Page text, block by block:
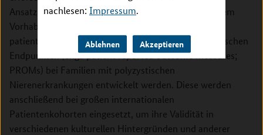
nachlesen: Impressum.
Ablehnen Akzeptieren
Ansatzpunkte für Therapien zu untersuchen. In diesem
Vorhaben soll zum einen ein Instrument zur
patientenzentrierten Erhebung von krankheitsspezifischen
Endpunkten (engl. patient reported outcome measures;
PROMs) bei Familien mit polyzystischen
Nierenerkrankungen entwickelt werden. Diese werden
anschließend bei großen internationalen
Patientenkohorten eingesetzt, um ihre Validität in
verschiedenen kulturellen Hintergründen und anderer